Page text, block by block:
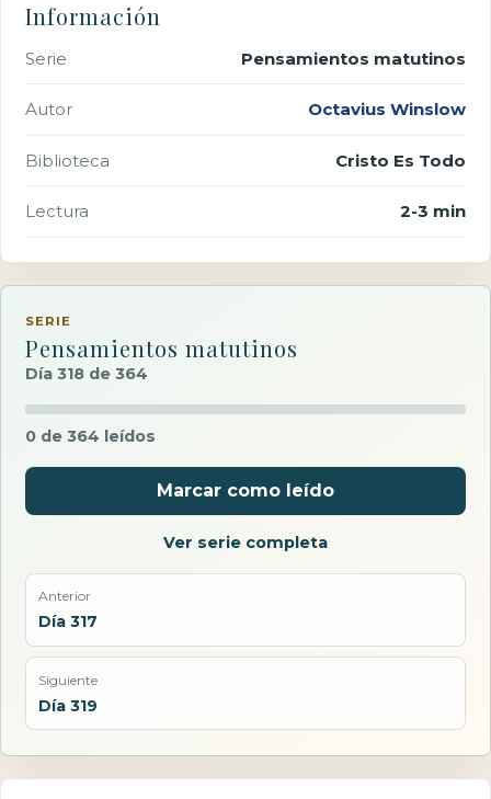
Información
Serie Pensamientos matutinos
Autor Octavius Winslow
Biblioteca Cristo Es Todo
Lectura 2-3 min
SERIE
Pensamientos matutinos
Día 318 de 364
0 de 364 leídos
Marcar como leído
Ver serie completa
Anterior
Día 317
Siguiente
Día 319